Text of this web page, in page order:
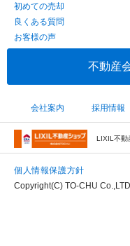
初めての売却
良くある質問
お客様の声
不動産
会社案内 採用情報
LIXIL不動
個人情報保護方針
Copyright(C) TO-CHU